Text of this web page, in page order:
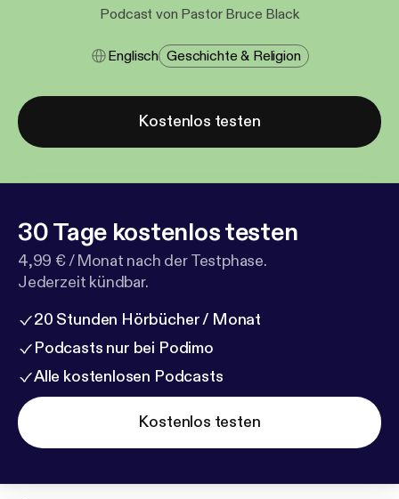
Podcast von Pastor Bruce Black
Englisch Geschichte & Religion
Kostenlos testen
30 Tage kostenlos testen
4,99 € / Monat nach der Testphase.
Jederzeit kündbar.
20 Stunden Hörbücher / Monat
Podcasts nur bei Podimo
Alle kostenlosen Podcasts
Kostenlos testen